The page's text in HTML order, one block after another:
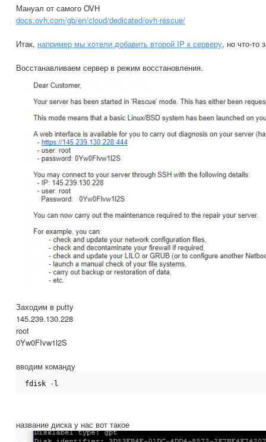
Мануал от самого OVH
docs.ovh.com/gb/en/cloud/dedicated/ovh-rescue/
Итак, например мы хотели добавить второй IP к серверу, но что-то
Восстанавливаем сервер в режим восстановления.
Заходим в putty
145.239.130.228
root
0Yw0FIvw1l2S
вводим команду
fdisk - l
название диска у нас вот такое